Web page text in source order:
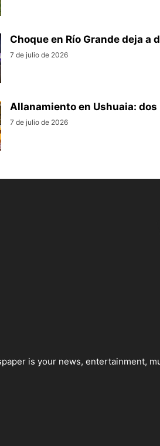
Choque en Río Grande deja a
7 de julio de 2026
Allanamiento en Ushuaia:
7 de julio de 2026
is your news, entertainment,